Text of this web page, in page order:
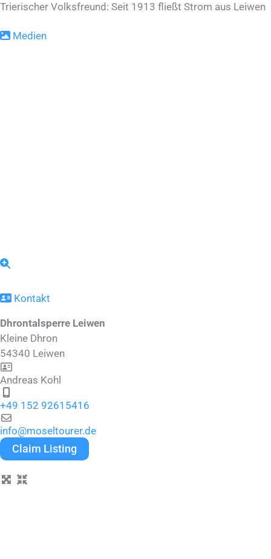
Trierischer Volksfreund: Seit 1913 fließt Strom aus Leiwen
Medien
Kontakt
Dhrontalsperre Leiwen
Kleine Dhron
54340 Leiwen
Andreas Kohl
+49 152 92615416
info@moseltourer.de
Claim Listing